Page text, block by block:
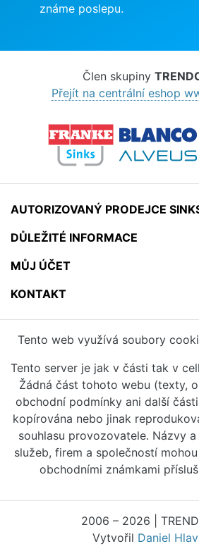
známe poslepu.
Člen skupiny
Přejít na centrální eshop
AUTORIZOVANÝ PRODEJCE
DŮLEŽITÉ INFORMACE
MŮJ ÚČET
KONTAKT
Tento web využívá soubory
Tento server je jak v části tak v
Žádná část tohoto webu (texty,
obchodní podmínky ani další
kopírována nebo jinak
souhlasu provozovatele. Názvy
služeb, firem a společností
obchodními známkami
2006 – 2026 |
Vytvořil Daniel